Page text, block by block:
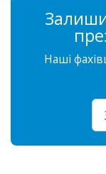
Наші